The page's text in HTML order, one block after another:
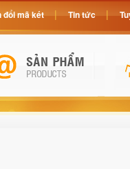
đổi mã két Tin tức